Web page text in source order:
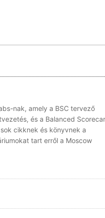
nak, amely a BSC tervező
és a Balanced
cikknek és könyvnek a
tart erről a Moscow